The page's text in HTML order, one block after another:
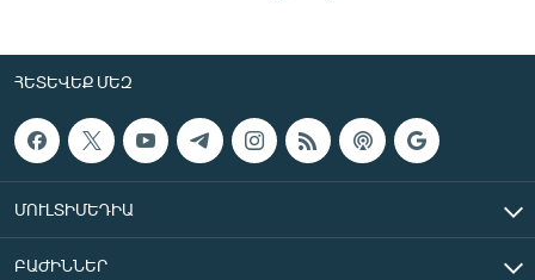
ՀԵՏԵՎԵՔ ՄԵԶ
ՄՈՒԼՏԻՄԵԴԻԱ
ԲԱԺԻՆՆԵՐ